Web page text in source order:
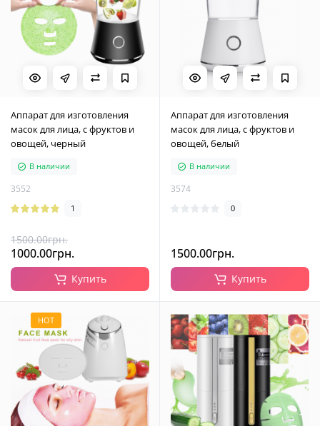
Аппарат для изготовления
масок для лица, с фруктов и
овощей, черный
В наличии
3552
1
1500.00грн.
1000.00грн.
Купить
Аппарат для изготовления
масок для лица, с фруктов и
овощей, белый
В наличии
3574
0
1500.00грн.
Купить
HOT